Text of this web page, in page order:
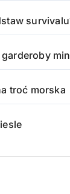
troć morska